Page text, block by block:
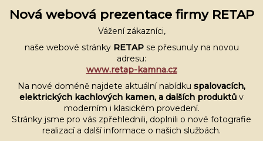
Nová webová prezentace firmy RETAP
Vážení zákazníci,
naše webové stránky RETAPse přesunuly na novou
adresu:
www.retap-kamna.cz
Na nové doméně najdete aktuální nabídku spalovacích,
elektrických kachlových kamen, a dalších produktů v
moderním i klasickém provedení.
Stránky jsme pro vás zpřehlednili, doplnili o nové fotografie
realizací a další informace o našich službách.